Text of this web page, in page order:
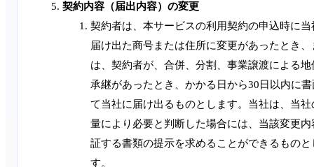
契約内容（届出内容）の変更
契約者は、本サービスの利用契約の申込時に当
届け出た商号または住所に変更があったとき、
は、契約者が、合併、分割、事業譲渡による地
承継があったとき、かかる日から30日以内に
て当社に届け出るものとします。当社は、当社
量により必要と判断した場合には、当該変更内
証する書類の提示を求めることができるものと
す。